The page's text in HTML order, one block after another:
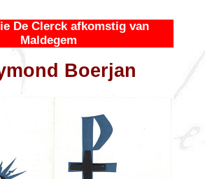
De Clerck afkomstig van
Maldegem
Boerjan